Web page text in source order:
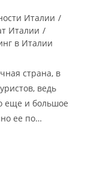
Италии /
Италии /
в Италии
страна, в
ведь
еще и большое
ее по…